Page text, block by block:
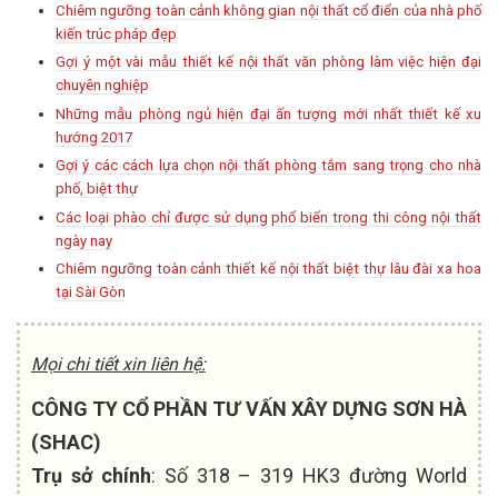
Chiêm ngưỡng toàn cảnh không gian nội thất cổ điển của nhà phố
kiến trúc pháp đẹp
Gợi ý một vài mẫu thiết kế nội thất văn phòng làm việc hiện đại
chuyên nghiệp
Những mẫu phòng ngủ hiện đại ấn tượng mới nhất thiết kế xu
hướng 2017
Gợi ý các cách lựa chọn nội thất phòng tắm sang trọng cho nhà
phố, biệt thự
Các loại phào chỉ được sử dụng phổ biến trong thi công nội thất
ngày nay
Chiêm ngưỡng toàn cảnh thiết kế nội thất biệt thự lâu đài xa hoa
tại Sài Gòn
Mọi chi tiết xin liên hệ:
CÔNG TY CỔ PHẦN TƯ VẤN XÂY DỰNG SƠN HÀ
(SHAC)
Trụ sở chính: Số 318 – 319 HK3 đường World